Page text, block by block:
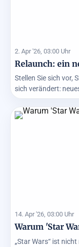
2. Apr '26, 03:00 Uhr
Relaunch: ein
Stellen Sie sich vor,
sich verändert:
14. Apr '26, 03:00 Uhr
Warum 'Star
„Star Wars“ ist